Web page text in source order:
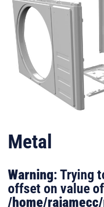
Metal
Warning: Trying
offset on value
/home/